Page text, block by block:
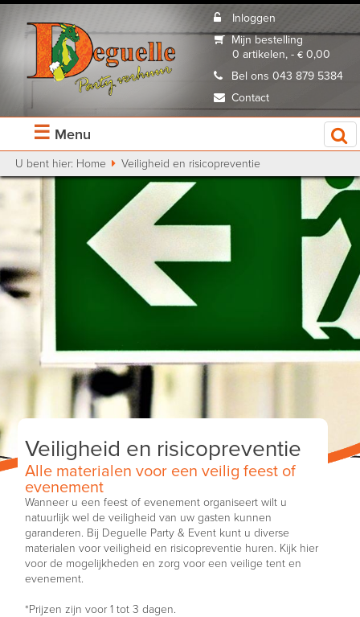
Inloggen
Mijn bestelling
0 artikelen, - € 0,00
Bel ons 043 879 5384
Contact
☰ Menu
U bent hier: Home Veiligheid en risicopreventie
Veiligheid en risicopreventie
Alle materialen voor een veilig feest of
evenement
Wanneer u een feest of evenement organiseert wilt u
natuurlijk wel de veiligheid van uw gasten kunnen
garanderen. Bij Deguelle Party & Event kunt u diverse
materialen voor veiligheid en risicopreventie huren. Kijk hier
voor de mogelijkheden en zorg voor een veilige tent en
evenement.
*Prijzen zijn voor 1 tot 3 dagen.